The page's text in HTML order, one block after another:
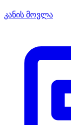
კანის მოვლა